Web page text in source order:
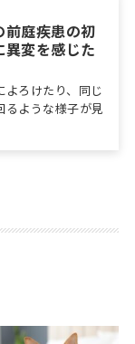
前庭疾患の初
変を感じた
よろけたり、同じ
るような様子が見